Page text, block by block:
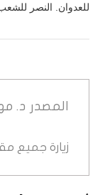
للعدوان. النصر
المصدر د.
زيارة جميع